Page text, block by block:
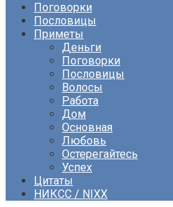
Поговорки
Пословицы
Приметы
Деньги
Поговорки
Пословицы
Волосы
Работа
Дом
Основная
Любовь
Остерегайтесь
Успех
Цитаты
НИКСС / NIXX